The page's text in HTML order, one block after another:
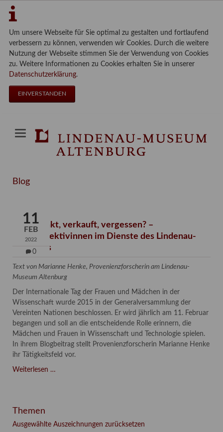
Um unsere Webseite für Sie optimal zu gestalten und fortlaufend
verbessern zu können, verwenden wir Cookies. Durch die weitere
Nutzung der Webseite stimmen Sie der Verwendung von Cookies
zu. Weitere Informationen zu Cookies erhalten Sie in unserer
Datenschutzerklärung.
EINVERSTANDEN
Blog
11
FEB
2022
0
Verschenkt, verkauft, vergessen? –
Kunstdetektivinnen im Dienste des Lindenau-
Museums
Text von Marianne Henke, Provenienzforscherin am Lindenau-
Museum Altenburg
Der Internationale Tag der Frauen und Mädchen in der
Wissenschaft wurde 2015 in der Generalversammlung der
Vereinten Nationen beschlossen. Er wird jährlich am 11. Februar
begangen und soll an die entscheidende Rolle erinnern, die
Mädchen und Frauen in Wissenschaft und Technologie spielen.
In ihrem Blogbeitrag stellt Provenienzforscherin Marianne Henke
ihr Tätigkeitsfeld vor.
Weiterlesen …
im
Themen
Ausgewählte Auszeichnungen zurücksetzen